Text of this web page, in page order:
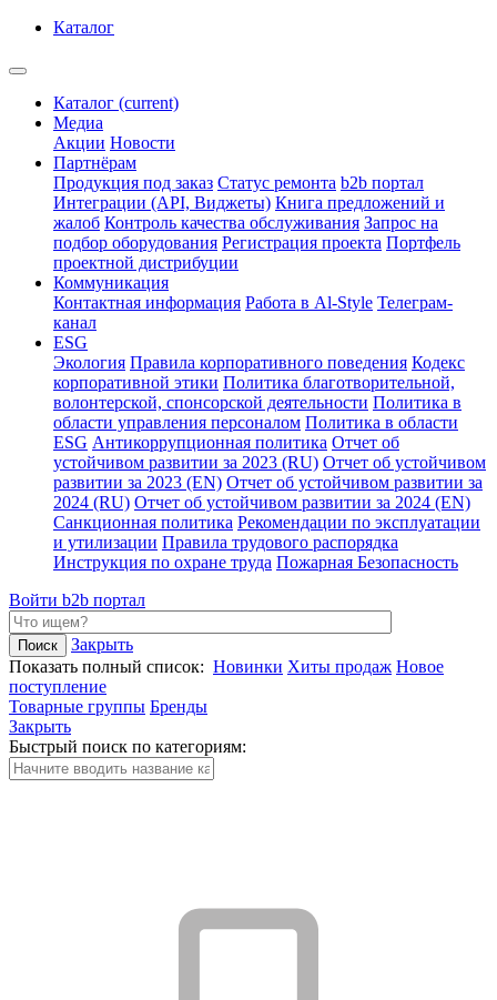
Каталог
Каталог (current)
Медиа
Акции Новости
Партнёрам
Продукция под заказ Статус ремонта b2b портал
Интеграции (API, Виджеты) Книга предложений и
жалоб Контроль качества обслуживания Запрос на
подбор оборудования Регистрация проекта Портфель
проектной дистрибуции
Коммуникация
Контактная информация Работа в Al-Style Телеграм-
канал
ESG
Экология Правила корпоративного поведения Кодекс
корпоративной этики Политика благотворительной,
волонтерской, спонсорской деятельности Политика в
области управления персоналом Политика в области
ESG Антикоррупционная политика Отчет об
устойчивом развитии за 2023 (RU) Отчет об устойчивом
развитии за 2023 (EN) Отчет об устойчивом развитии за
2024 (RU) Отчет об устойчивом развитии за 2024 (EN)
Санкционная политика Рекомендации по эксплуатации
и утилизации Правила трудового распорядка
Инструкция по охране труда Пожарная Безопасность
Войти b2b портал
Закрыть
Показать полный список: Новинки Хиты продаж Новое
поступление
Товарные группы Бренды
Закрыть
Быстрый поиск по категориям: